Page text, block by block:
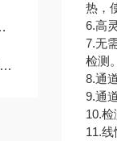
热，
6.高
7.无
检测
8.通
9.通
10.
11.